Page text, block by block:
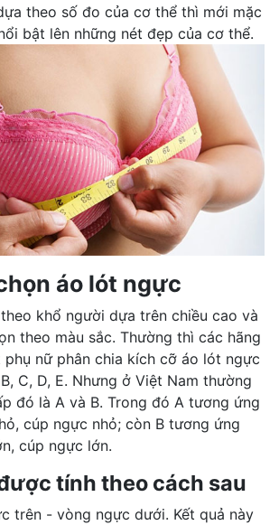
theo số đo của cơ thể thì mới mặc
bật lên những nét đẹp của cơ thể.
áo lót ngực
khổ người dựa trên chiều cao và
theo màu sắc. Thường thì các hãng
nữ phân chia kích cỡ áo lót ngực
C, D, E. Nhưng ở Việt Nam thường
đó là A và B. Trong đó A tương ứng
cúp ngực nhỏ; còn B tương ứng
cúp ngực lớn.
tính theo cách sau
trên - vòng ngực dưới. Kết quả này